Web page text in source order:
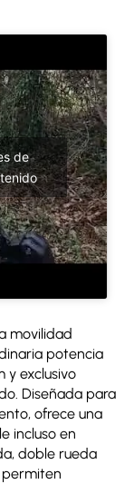
de
movilidad
potencia
y exclusivo
Diseñada para
ofrece una
incluso en
doble rueda